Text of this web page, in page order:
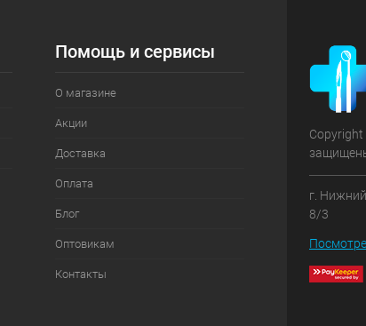
Помощь и сервисы
О магазине
Акции
Доставка
Оплата
Блог
Оптовикам
Контакты
г.
8/3